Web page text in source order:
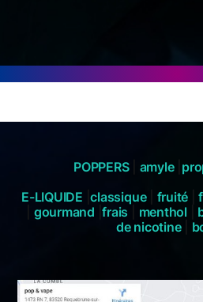
POPPERS| amyle|
E-LIQUIDE |classique fruité
gourmand |frais menthol
de nicotine|